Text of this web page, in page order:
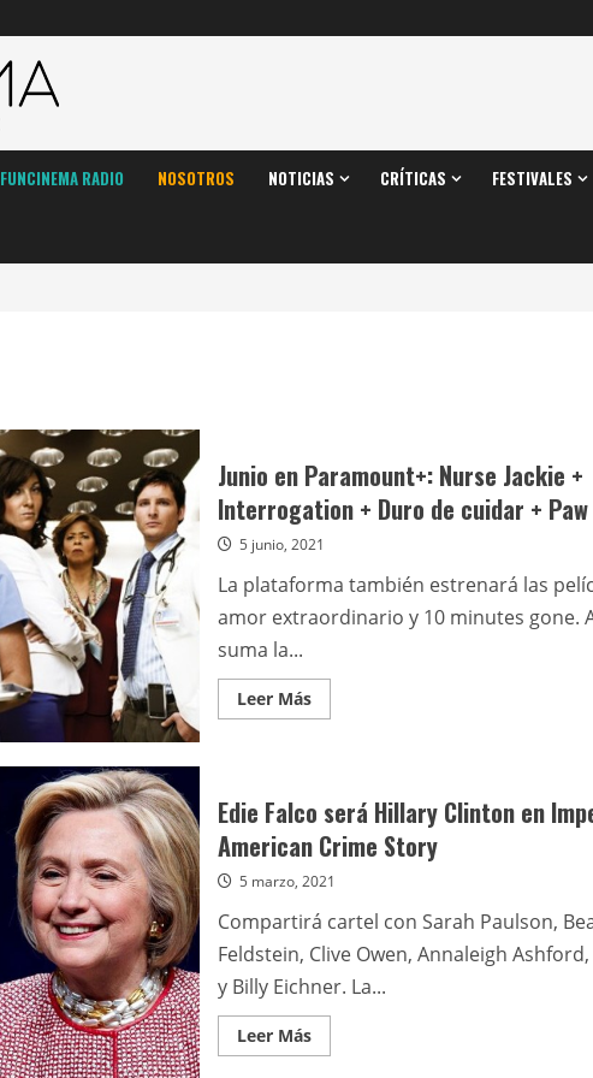
FUNCINEMA RADIO NOSOTROS NOTICIAS CRÍTICAS FESTIVALES
Junio en Paramount+: Nurse Jackie +
Interrogation + Duro de cuidar +
5 junio, 2021
La plataforma también estrenará las
amor extraordinario y 10 minutes gone.
suma la...
Leer MásLeer
más
Paramount+:
Nurse
Jackie
+
+
de
cuidar
+
Paw
Patrol
Edie Falco será Hillary Clinton en
American Crime Story
5 marzo, 2021
Compartirá cartel con Sarah Paulson,
Feldstein, Clive Owen, Annaleigh
y Billy Eichner. La...
Leer MásLeer
más